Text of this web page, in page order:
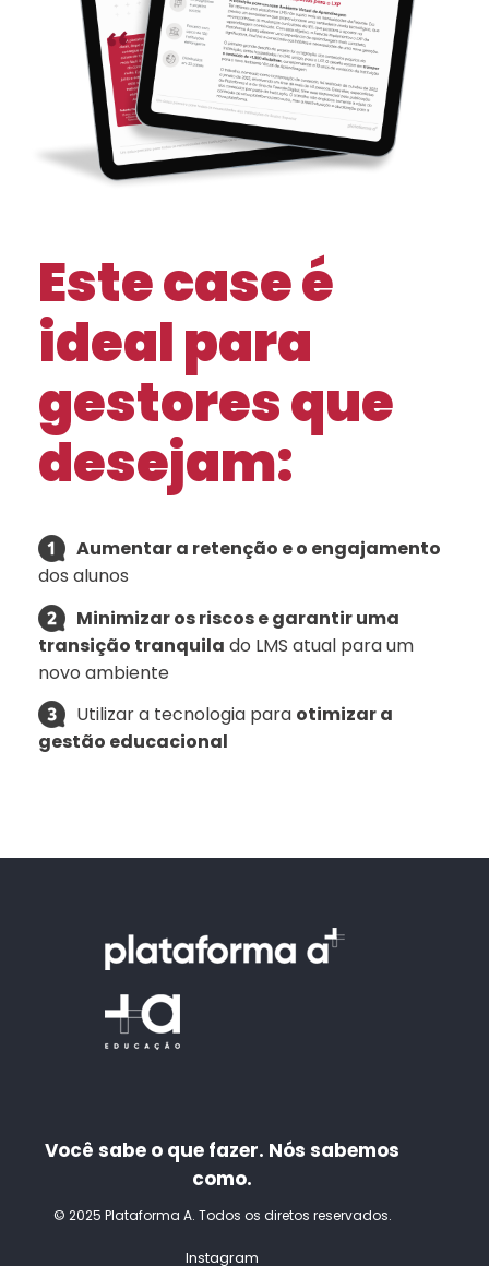
Este case é
ideal para
gestores que
desejam:
Aumentar a retenção e o engajamento
dos alunos
Minimizar os riscos e garantir uma
transição tranquila do LMS atual para um
novo ambiente
Utilizar a tecnologia para otimizar a
gestão educacional
Você sabe o que fazer. Nós sabemos
como.
© 2025 Plataforma A. Todos os diretos reservados.
Instagram